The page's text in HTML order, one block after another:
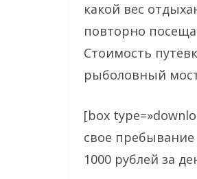
какой вес
повторно
Стоимость
рыболовный
[box
свое пребывание
1000 рублей за